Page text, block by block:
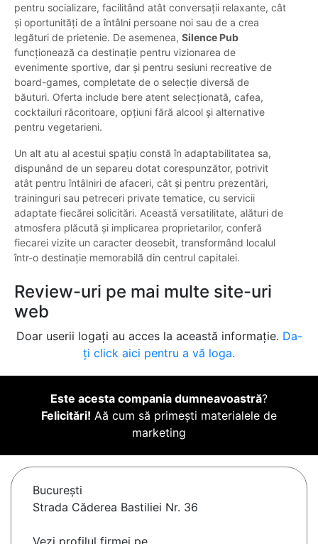
pentru socializare, facilitând atât conversații relaxante, cât
și oportunități de a întâlni persoane noi sau de a crea
legături de prietenie. De asemenea, Silence Pub
funcționează ca destinație pentru vizionarea de
evenimente sportive, dar și pentru sesiuni recreative de
board-games, completate de o selecție diversă de
băuturi. Oferta include bere atent selecționată, cafea,
cocktailuri răcoritoare, opțiuni fără alcool și alternative
pentru vegetarieni.
Un alt atu al acestui spațiu constă în adaptabilitatea sa,
dispunând de un separeu dotat corespunzător, potrivit
atât pentru întâlniri de afaceri, cât și pentru prezentări,
traininguri sau petreceri private tematice, cu servicii
adaptate fiecărei solicitări. Această versatilitate, alături de
atmosfera plăcută și implicarea proprietarilor, conferă
fiecarei vizite un caracter deosebit, transformând localul
într-o destinație memorabilă din centrul capitalei.
Review-uri pe mai multe site-uri
web
Doar userii logați au acces la această informație. Da-
ți click aici pentru a vă loga.
Este acesta compania dumneavoastră?
Felicitări! Aă cum să primești materialele de
marketing
Bucureşti
Strada Căderea Bastiliei Nr. 36